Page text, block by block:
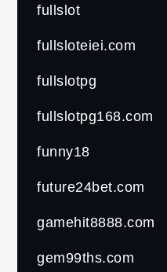
fullslot
fullsloteiei.com
fullslotpg
fullslotpg168.com
funny18
future24bet.com
gamehit8888.com
gem99ths.com